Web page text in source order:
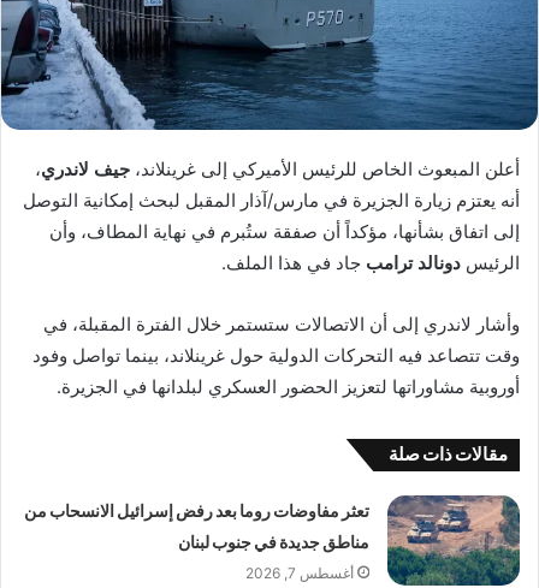
أعلن المبعوث الخاص للرئيس الأميركي إلى غرينلاند، جيف لاندري،
أنه يعتزم زيارة الجزيرة في مارس/آذار المقبل لبحث إمكانية التوصل
إلى اتفاق بشأنها، مؤكداً أن صفقة ستُبرم في نهاية المطاف، وأن
الرئيس دونالد ترامب جاد في هذا الملف.
وأشار لاندري إلى أن الاتصالات ستستمر خلال الفترة المقبلة، في
وقت تتصاعد فيه التحركات الدولية حول غرينلاند، بينما تواصل وفود
أوروبية مشاوراتها لتعزيز الحضور العسكري لبلدانها في الجزيرة.
مقالات ذات صلة
تعثر مفاوضات روما بعد رفض إسرائيل الانسحاب من
مناطق جديدة في جنوب لبنان
أغسطس 7, 2026